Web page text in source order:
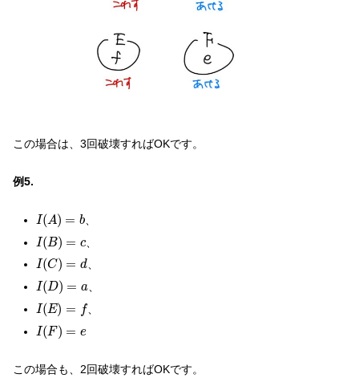
この場合は、3回破壊すればOKです。
例5.
I(A) = b
I(A)=
I(B) = c
I(B)=
I(C) = d
I(C)=
、
I(D) = a
I(D)=
I(E) = f
I(E)=
、
I(F) = e
I(F)=
この場合も、2回破壊すればOKです。